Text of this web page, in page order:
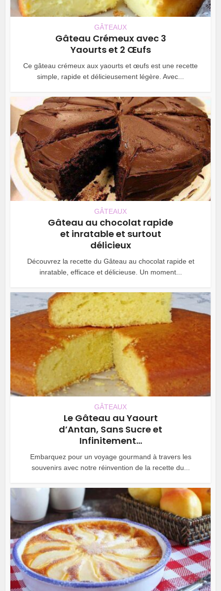
GÂTEAUX
Gâteau Crémeux avec 3
Yaourts et 2 Œufs
Ce gâteau crémeux aux yaourts et œufs est une recette
simple, rapide et délicieusement légère. Avec...
GÂTEAUX
Gâteau au chocolat rapide
et inratable et surtout
délicieux
Découvrez la recette du Gâteau au chocolat rapide et
inratable, efficace et délicieuse. Un moment...
GÂTEAUX
Le Gâteau au Yaourt
d’Antan, Sans Sucre et
Infinitement...
Embarquez pour un voyage gourmand à travers les
souvenirs avec notre réinvention de la recette du...